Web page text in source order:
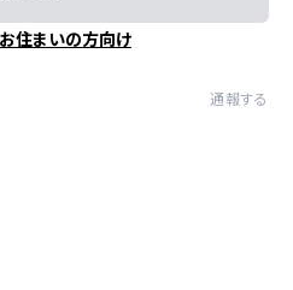
住まいの方向け
通報する